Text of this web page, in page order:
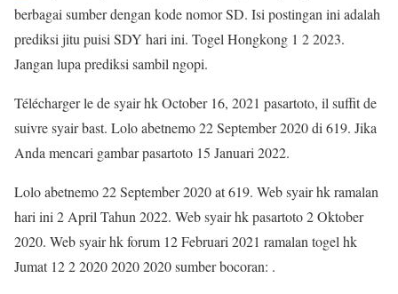
berbagai sumber dengan kode nomor SD. Isi postingan ini adalah
prediksi jitu puisi SDY hari ini. Togel Hongkong 1 2 2023.
Jangan lupa prediksi sambil ngopi.
Télécharger le de syair hk October 16, 2021 pasartoto, il suffit de
suivre syair bast. Lolo abetnemo 22 September 2020 di 619. Jika
Anda mencari gambar pasartoto 15 Januari 2022.
Lolo abetnemo 22 September 2020 at 619. Web syair hk ramalan
hari ini 2 April Tahun 2022. Web syair hk pasartoto 2 Oktober
2020. Web syair hk forum 12 Februari 2021 ramalan togel hk
Jumat 12 2 2020 2020 2020 sumber bocoran: .